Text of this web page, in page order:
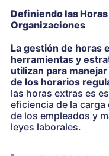
Definiendo las
Organizaciones
La gestión de horas
herramientas y
utilizan para
de los horarios
las horas extras es
eficiencia de la
de los empleados y
leyes laborales.